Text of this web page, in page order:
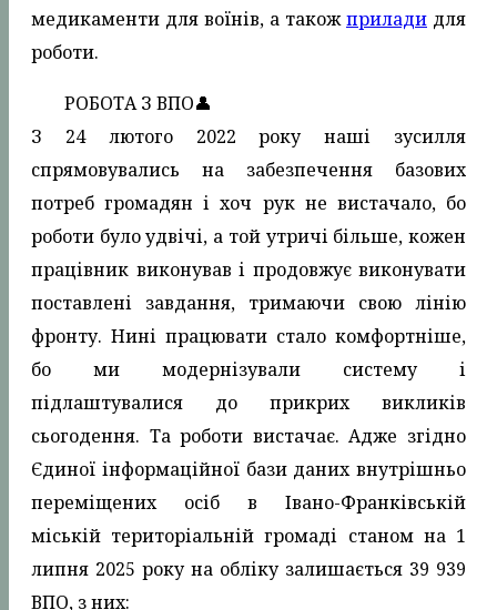
медикаменти для воїнів, а такожприлади для
роботи.
РОБОТА З ВПО👤
З 24 лютого 2022 року наші зусилля
спрямовувались на забезпечення базових
потреб громадян і хоч рук не вистачало, бо
роботи було удвічі, а той утричі більше, кожен
працівник виконував і продовжує виконувати
поставлені завдання, тримаючи свою лінію
фронту. Нині працювати стало комфортніше,
бо ми модернізували систему і
підлаштувалися до прикрих викликів
сьогодення. Та роботи вистачає. Адже згідно
Єдиної інформаційної бази даних внутрішньо
переміщених осіб в Івано-Франківській
міській територіальній громаді станом на 1
липня 2025 року на обліку залишається 39 939
ВПО, з них: